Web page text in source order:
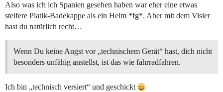
Also was ich ich Spanien gesehen haben war eher eine etwas
steifere Platik-Badekappe als ein Helm *fg*. Aber mit dem Visier
hast du natürlich recht…
Wenn Du keine Angst vor „technischem Gerät“ hast, dich nicht
besonders unfähig anstellst, ist das wie fahrradfahren.
Ich bin „technisch versiert“ und geschickt